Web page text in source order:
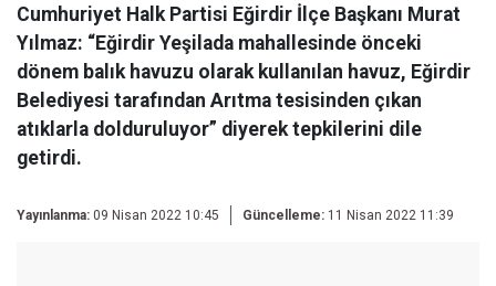
Cumhuriyet Halk Partisi Eğirdir İlçe Başkanı Murat
Yılmaz: “Eğirdir Yeşilada mahallesinde önceki
dönem balık havuzu olarak kullanılan havuz, Eğirdir
Belediyesi tarafından Arıtma tesisinden çıkan
atıklarla dolduruluyor” diyerek tepkilerini dile
getirdi.
Yayınlanma: 09 Nisan 2022 10:45 Güncelleme: 11 Nisan 2022 11:39